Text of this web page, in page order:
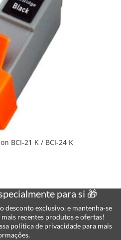
BCI-21 K / BCI-24 K
para si 🎁
desconto exclusivo, e mantenha-se
recentes produtos e ofertas!
política de privacidade para mais